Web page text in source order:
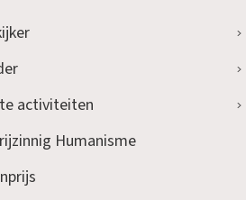
activiteiten
Humanisme